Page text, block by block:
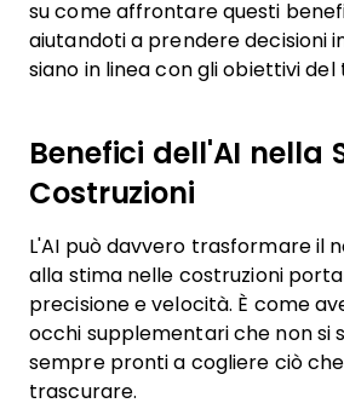
su come affrontare questi
aiutandoti a prendere decisioni
siano in linea con gli obiettivi del
Benefici dell'AI nella
Costruzioni
L'AI può davvero trasformare il
alla stima nelle costruzioni
precisione e velocità. È come
occhi supplementari che non si
sempre pronti a cogliere ciò
trascurare.